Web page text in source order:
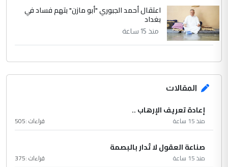
اعتقال أحمد الجبوري "أبو مازن" بتهم فساد في
بغداد
منذ 15 ساعة
المقالات
إعادة تعريف الإرهاب ..
منذ 15 ساعة قراءات :505
صناعة العقول لا تُدار بالبصمة
منذ 15 ساعة قراءات :375